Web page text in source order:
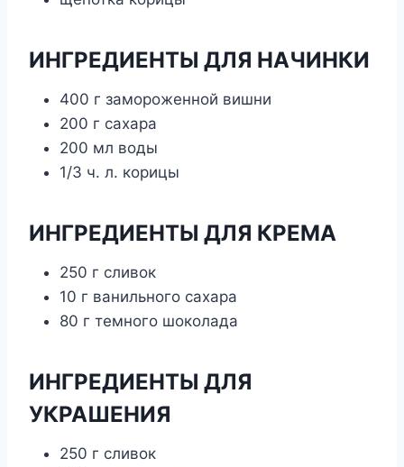
ИНГРЕДИЕНТЫ ДЛЯ НАЧИНКИ
400 г замороженной вишни
200 г сахара
200 мл воды
1/3 ч. л. корицы
ИНГРЕДИЕНТЫ ДЛЯ КРЕМА
250 г сливок
10 г ванильного сахара
80 г темного шоколада
ИНГРЕДИЕНТЫ ДЛЯ
УКРАШЕНИЯ
250 г сливок